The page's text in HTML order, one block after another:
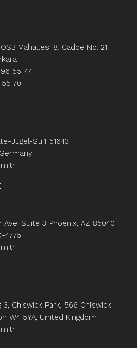
Mahallesi 8. Cadde No: 21
55 77
55 70
Jügel-Str.1 51643
Suite 3 Phoenix, AZ 85040
4775
3, Chiswick Park, 566 Chiswick
W4 5YA, United Kingdom